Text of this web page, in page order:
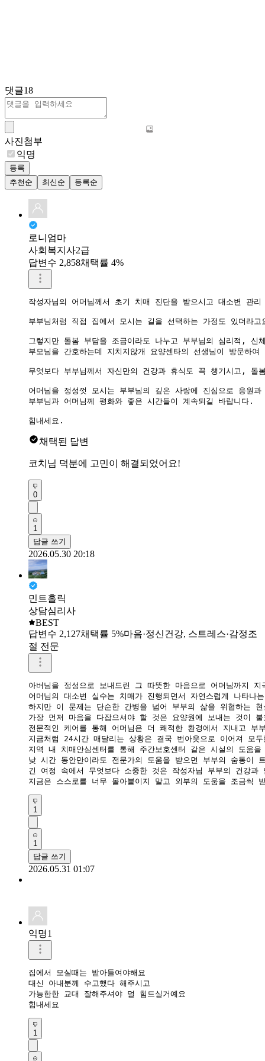
댓글18
사진첨부
익명
등록
추천순
최신순 등록순
로니엄마
사회복지사2급
답변수 2,858채택률 4%
작성자님의 어머님께서 초기 치매 진단을 받으시고 대소변
부부님처럼 직접 집에서 모시는 길을 선택하는 가정도 있더
그렇지만 돌봄 부담을 조금이라도 나누고 부부님의 심리적,
부모님을 간호하는데 지치지않개 요양센타의 선생님이 방문하
무엇보다 부부님께서 자신만의 건강과 휴식도 꼭 챙기시고,
어머님을 정성껏 모시는 부부님의 깊은 사랑에 진심으로 응원
부부님과 어머님께 평화와 좋은 시간들이 계속되길 바랍니다.
힘내세요.
채택된 답변
코치님 덕분에 고민이 해결되었어요!
0
1
답글 쓰기
2026.05.30 20:18
민트홀릭
상담심리사
BEST
답변수 2,127채택률 5%마음·정신건강, 스트레스·감정조
절 전문
아버님을 정성으로 보내드린 그 따뜻한 마음으로 어머님까지
어머님의 대소변 실수는 치매가 진행되면서 자연스럽게 나타
하지만 이 문제는 단순한 간병을 넘어 부부의 삶을 위협하는
가장 먼저 마음을 다잡으셔야 할 것은 요양원에 보내는 것이
전문적인 케어를 통해 어머님은 더 쾌적한 환경에서 지내고
지금처럼 24시간 매달리는 상황은 결국 번아웃으로 이어져 모
지역 내 치매안심센터를 통해 주간보호센터 같은 시설의 도움
낮 시간 동안만이라도 전문가의 도움을 받으면 부부의 숨통이
긴 여정 속에서 무엇보다 소중한 것은 작성자님 부부의 건강과
지금은 스스로를 너무 몰아붙이지 말고 외부의 도움을 조금씩
1
1
답글 쓰기
2026.05.31 01:07
익명1
집에서 모실때는 받아들여야해요
대신 아내분께 수고했다 해주시고
가능한한 교대 잘해주셔야 덜 힘드실거예요
힘내세요
1